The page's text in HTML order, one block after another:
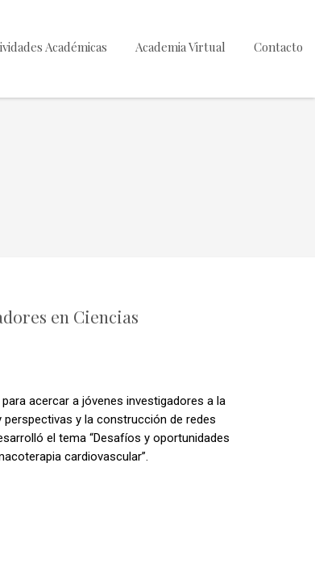
Académicas Academia Virtual Contacto
en Ciencias
acercar a jóvenes investigadores a la
y la construcción de redes
el tema “Desafíos y oportunidades
cardiovascular”.